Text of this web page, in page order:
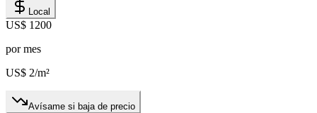
Local
US$ 1200
por mes
US$ 2/m²
Avísame si baja de precio